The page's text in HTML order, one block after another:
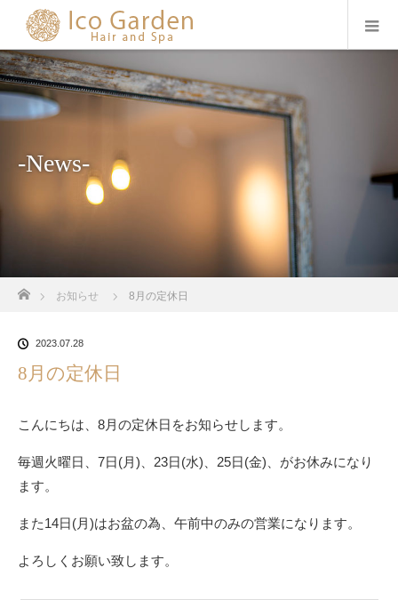
-News-
ホーム
お知らせ 8月の定休日
2023.07.28
8月の定休日
こんにちは、8月の定休日をお知らせします。
毎週火曜日、7日(月)、23日(水)、25日(金)、がお休みになり
ます。
また14日(月)はお盆の為、午前中のみの営業になります。
よろしくお願い致します。